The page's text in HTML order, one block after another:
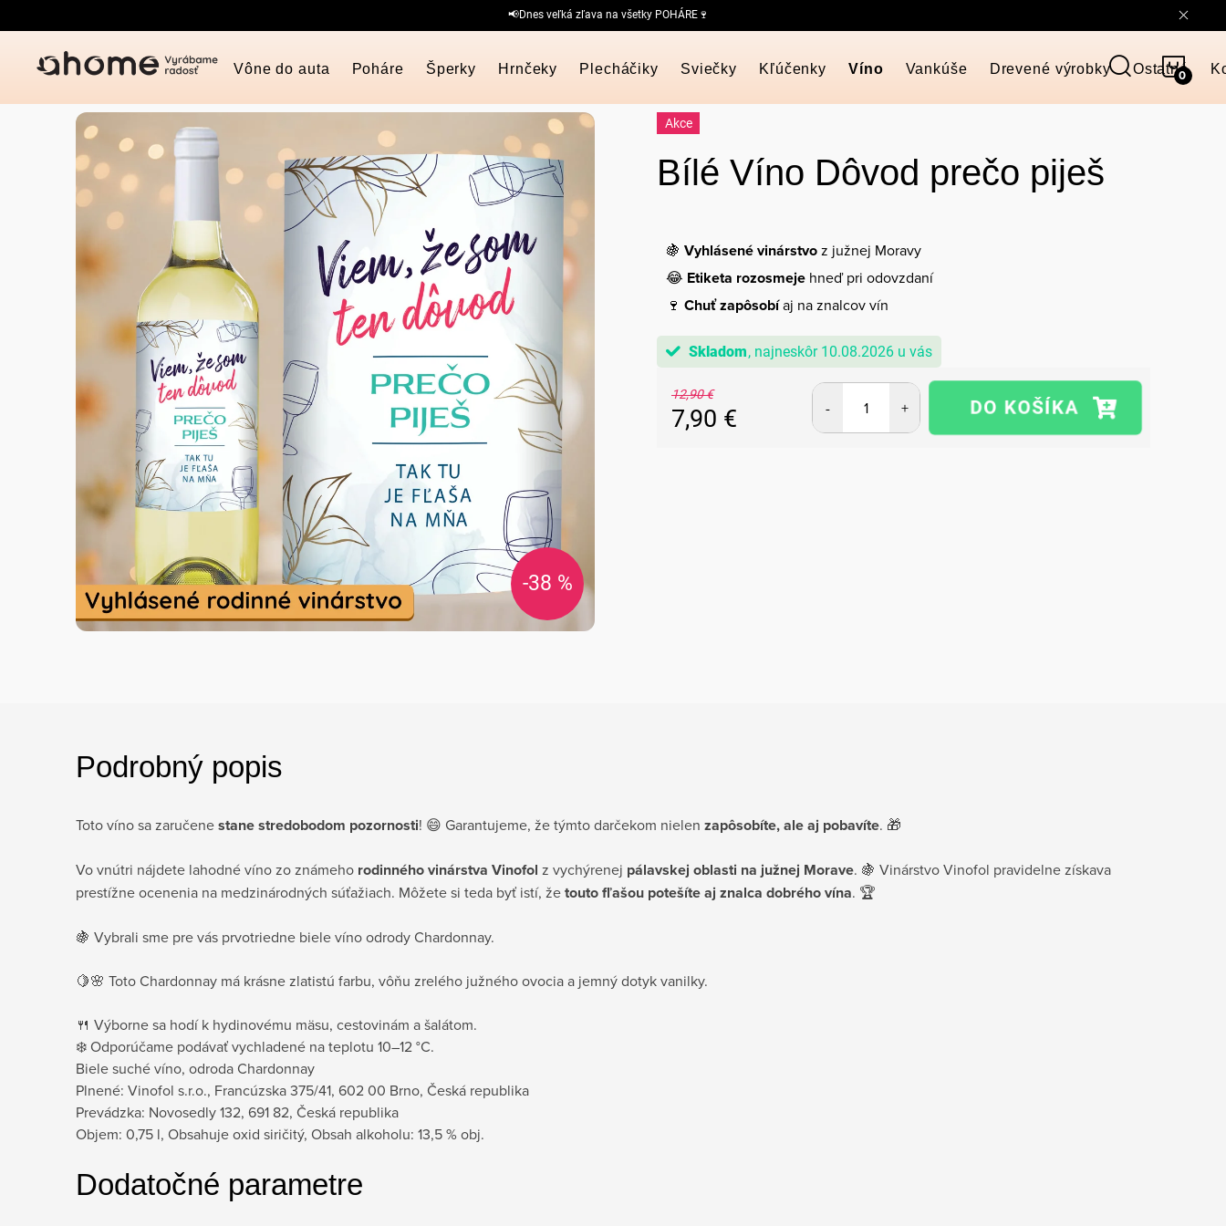
na
📢Dnes veľká zľava na všetky POHÁRE🍷
Vône do auta Poháre Šperky Hrnčeky Plecháčiky Sviečky Kľúčenky Víno Vankúše Drevené výrobky Ostatné
-38 %
Akce
Bílé Víno Dôvod prečo piješ
🍇 Vyhlásené vinárstvoz južnej Moravy
😂 Etiketa rozosmeje hneď pri odovzdaní
🍷 Chuť zapôsobíaj na znalcov vín
Skladom 10.08.2026
12,90 €
7,90 €
Podrobný popis
Toto víno sa zaručenestane stredobodom pozornosti! 😄 Garantujeme, že týmto darčekom nielen zapôsobíte,ale aj pobavíte. 🎁
Vo vnútri nájdete lahodné víno zo známeho rodinného vinárstva Vinofol z vychýrenej pálavskej oblasti na južnej Morave. 🍇 Vinárstvo Vinofol pravidelne získava
prestížne ocenenia na medzinárodných súťažiach. Môžete si teda byť istí, žetouto fľašou potešíte aj znalca dobrého vína. 🏆
🍇 Vybrali sme pre vás prvotriedne biele víno odrody Chardonnay.
🍋🌸 Toto Chardonnay má krásne zlatistú farbu, vôňu zrelého južného ovocia a jemný dotyk vanilky.
🍴 Výborne sa hodí k hydinovému mäsu, cestovinám a šalátom.
❄️ Odporúčame podávať vychladené na teplotu 10–12 °C.
Biele suché víno, odroda Chardonnay
Plnené: Vinofol s.r.o., Francúzska 375/41, 602 00 Brno, Česká republika
Prevádzka: Novosedly 132, 691 82, Česká republika
Objem: 0,75 l, Obsahuje oxid siričitý, Obsah alkoholu: 13,5 % obj.
Dodatočné parametre